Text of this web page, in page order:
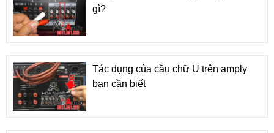
gì?
Tác dụng của cầu chữ U trên amply
bạn cần biết